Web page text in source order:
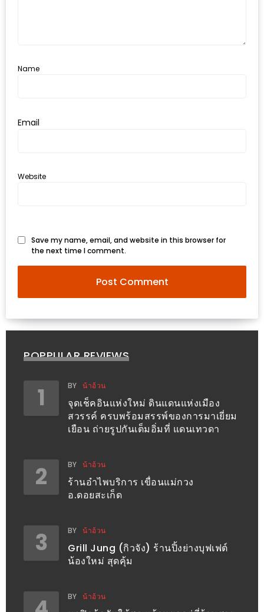
ร้าน
อาหาร
เข้า
ชม
มาก
ที่สุด
ปี
2557
กิจกรรม
รางวัล
สมาชิก
น้า
อ้วน
ชวน
Name
Email
Website
Save my name, email, and website in this browser for
the next time I comment.
POPPULAR REVIEWS
1 BY น้าอ้วน
จุดเช็คอินแห่งใหม่ ดินแดนแห่งเมือง
สวรรค์ ครบพร้อมสรรพ์ของการมาเยี่ยม
เยือน ถ่ายรูปกันเต็มอิ่มที่ แดนเทวดา
2 BY น้าอ้วน
ร้านอำไพบริการ เขื่อนแม่กวง
อ.ดอยสะเก็ด
3 BY น้าอ้วน
Grill Jung (กิวจัง) ร้านปิ้งย่างบุฟเฟต์
น้องใหม่ สุดคุ้ม
BY น้าอ้วน